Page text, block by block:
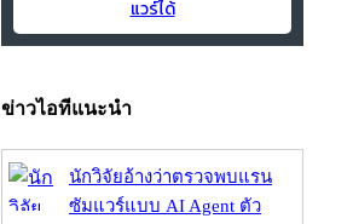
แวร์ได้
ข่าวไอทีแนะนำ
นักวิจัยอ้างว่าตรวจพบแรน
ซัมแวร์แบบ AI Agent ตัว